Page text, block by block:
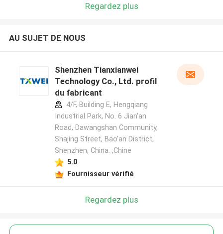
Regardez plus
AU SUJET DE NOUS
Shenzhen Tianxianwei
Technology Co., Ltd. profil
du fabricant
4/F, Building E, Hengqiang
Industrial Park, No. 6 Jian'an
Road, Dawangshan Community,
Shajing Street, Bao'an District,
Shenzhen, China. ,Chine
5.0
Fournisseur vérifié
Regardez plus